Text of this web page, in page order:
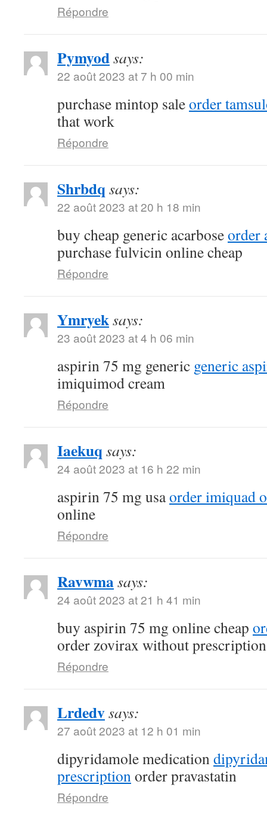
Répondre
Pymyodsays:
22 août 2023 at 7 h 00 min
purchase mintop saleorder
that work
Répondre
Shrbdq says:
22 août 2023 at 20 h 18 min
buy cheap generic acarboseorder
purchase fulvicin online cheap
Répondre
Ymryeksays:
23 août 2023 at 4 h 06 min
aspirin 75 mg generic generic
imiquimod cream
Répondre
Iaekuq says:
24 août 2023 at 16 h 22 min
aspirin 75 mg usaorder imiquad
online
Répondre
Ravwmasays:
24 août 2023 at 21 h 41 min
buy aspirin 75 mg online cheap
order zovirax without prescription
Répondre
Lrdedvsays:
27 août 2023 at 12 h 01 min
dipyridamole medication
prescriptionorder pravastatin
Répondre